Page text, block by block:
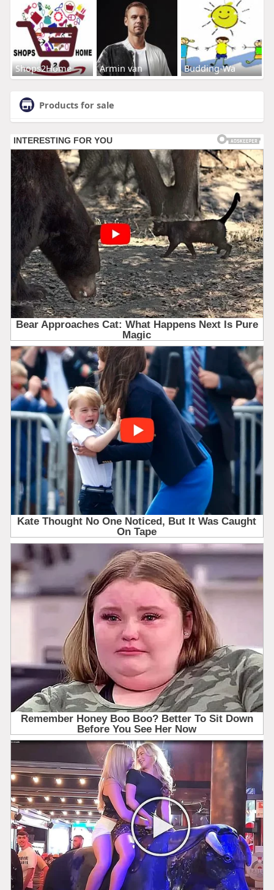
Shops2Home Armin van Budding-Wa
Products for sale